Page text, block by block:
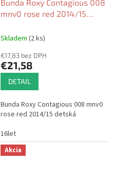
Bunda Roxy Contagious 008
mnv0 rose red 2014/15
Skladem (2 ks)
€17,83 bez DPH
€21,58
DETAIL
Bunda Roxy Contagious 008 mnv0
rose red 2014/15 detská
16let
Akcia